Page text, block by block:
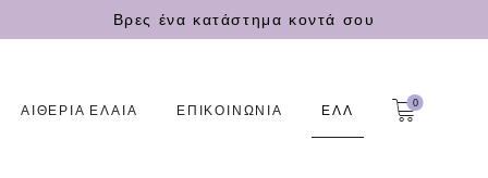
Βρες ένα κατάστημα κοντά σου
ΑΙΘΕΡΙΑ ΕΛΑΙΑ ΕΠΙΚΟΙΝΩΝΙΑ ΕΛΛ
0